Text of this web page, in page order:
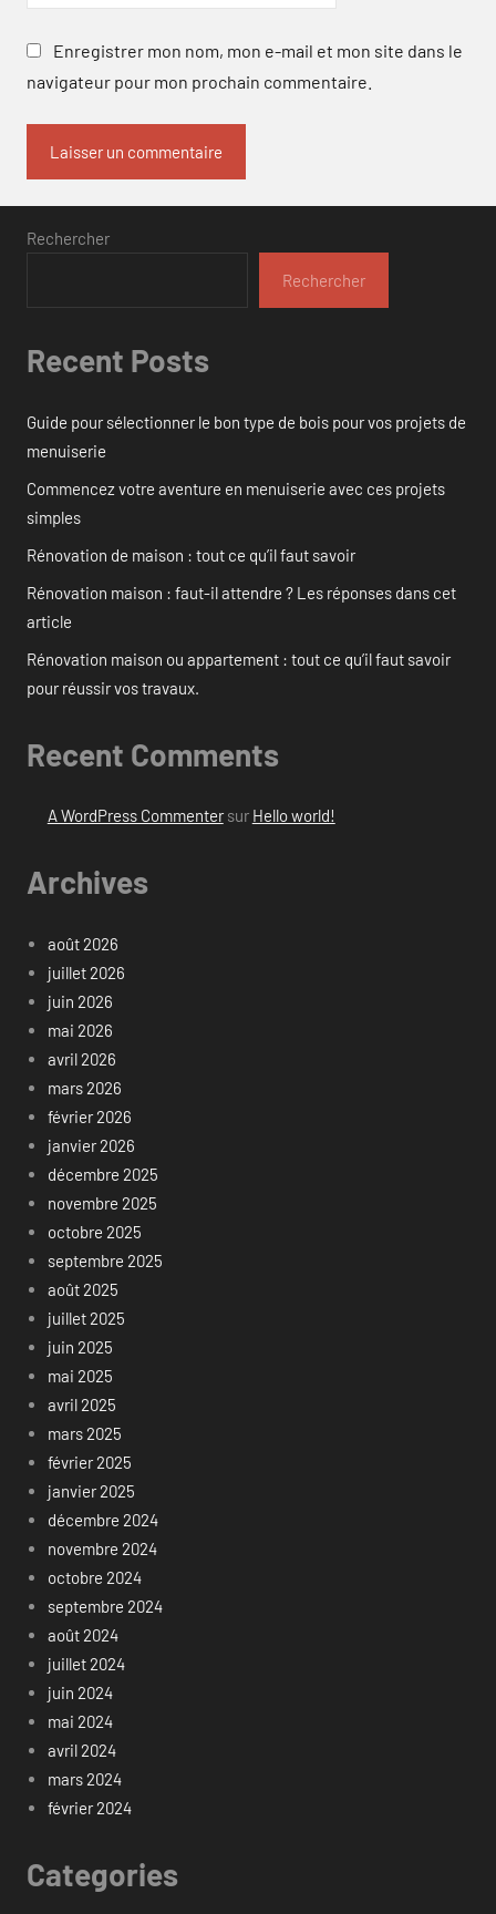
Enregistrer mon nom, mon e-mail et mon site dans le
navigateur pour mon prochain commentaire.
Rechercher
Rechercher
Recent Posts
Guide pour sélectionner le bon type de bois pour vos projets de
menuiserie
Commencez votre aventure en menuiserie avec ces projets
simples
Rénovation de maison : tout ce qu’il faut savoir
Rénovation maison : faut-il attendre ? Les réponses dans cet
article
Rénovation maison ou appartement : tout ce qu’il faut savoir
pour réussir vos travaux.
Recent Comments
A WordPress Commentersur Hello world!
Archives
août 2026
juillet 2026
juin 2026
mai 2026
avril 2026
mars 2026
février 2026
janvier 2026
décembre 2025
novembre 2025
octobre 2025
septembre 2025
août 2025
juillet 2025
juin 2025
mai 2025
avril 2025
mars 2025
février 2025
janvier 2025
décembre 2024
novembre 2024
octobre 2024
septembre 2024
août 2024
juillet 2024
juin 2024
mai 2024
avril 2024
mars 2024
février 2024
Categories